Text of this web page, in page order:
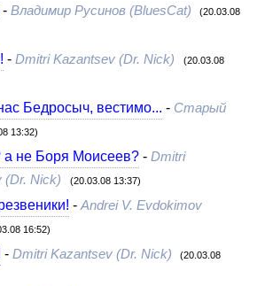
- Владимир Русинов (BluesCat) (20.03.08
-Dmitri Kazantsev (Dr. Nick) (20.03.08
Бедросыч, вестимо... - Старый
13:32)
а не Боря Моисеев?- Dmitri
(Dr. Nick)
(20.03.08 13:37)
-Andrei V. Evdokimov
16:52)
- Dmitri Kazantsev (Dr. Nick) (20.03.08